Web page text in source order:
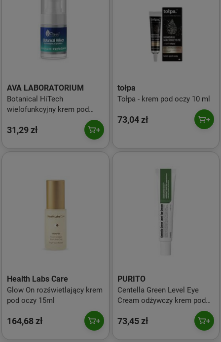
AVA LABORATORIUM
Botanical HiTech
wielofunkcyjny krem pod
oczy Skuteczne wygładzenie
15ml
31,29 zł
tołpa
Tołpa - krem pod oczy 10 ml
73,04 zł
Health Labs Care
Glow On rozświetlający krem
pod oczy 15ml
164,68 zł
PURITO
Centella Green Level Eye
Cream odżywczy krem pod
oczy z ekstraktem z wąkroty
azjatyckiej 30ml
73,45 zł